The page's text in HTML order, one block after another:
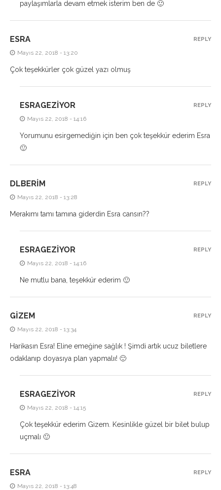
paylaşımlarla devam etmek isterim ben de 🙂
ESRA
Mayıs 22, 2018 - 13:20
Çok teşekkürler çok güzel yazı olmuş
REPLY
ESRAGEZIYOR
Mayıs 22, 2018 - 14:16
Yorumunu esirgemediğin için ben çok teşekkür ederim Esra
🙂
REPLY
DLBERIM
Mayıs 22, 2018 - 13:28
Merakımı tamı tamına giderdin Esra cansın??
REPLY
ESRAGEZIYOR
Mayıs 22, 2018 - 14:16
Ne mutlu bana, teşekkür ederim 🙂
REPLY
GIZEM
Mayıs 22, 2018 - 13:34
Harikasın Esra! Eline emeğine sağlık ! Şimdi artık ucuz biletlere
odaklanıp doyasıya plan yapmalıı! 🙂
REPLY
ESRAGEZIYOR
Mayıs 22, 2018 - 14:15
Çok teşekkür ederim Gizem. Kesinlikle güzel bir bilet bulup
uçmalı 🙂
REPLY
ESRA
Mayıs 22, 2018 - 13:48
REPLY